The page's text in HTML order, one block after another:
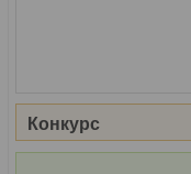
Конкурс